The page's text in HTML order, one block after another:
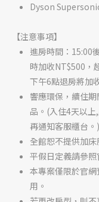
Dyson
【注意事項】
進房時間：15:00
時加收NT$500，
下午6點退房將加
響應環保，續住
品。(入住4天以
再通知客服櫃台。)
全館恕不提供加床
平假日定義請參照
本專案僅限於官
用。